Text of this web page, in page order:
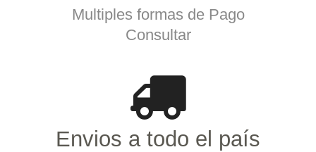
Multiples formas de Pago
Consultar
Envios a todo el país